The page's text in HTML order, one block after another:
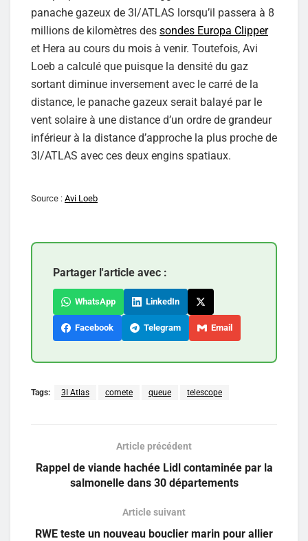
panache gazeux de 3I/ATLAS lorsqu’il passera à 8
millions de kilomètres des sondes Europa Clipper
et Hera au cours du mois à venir. Toutefois, Avi
Loeb a calculé que puisque la densité du gaz
sortant diminue inversement avec le carré de la
distance, le panache gazeux serait balayé par le
vent solaire à une distance d’un ordre de grandeur
inférieur à la distance d’approche la plus proche de
3I/ATLAS avec ces deux engins spatiaux.
Source : Avi Loeb
Partager l'article avec :
WhatsApp LinkedIn
Facebook Telegram Email
Tags: 3I Atlas comete queue telescope
Article précédent
Rappel de viande hachée Lidl contaminée par la
salmonelle dans 30 départements
Article suivant
RWE teste un nouveau bouclier marin pour allier